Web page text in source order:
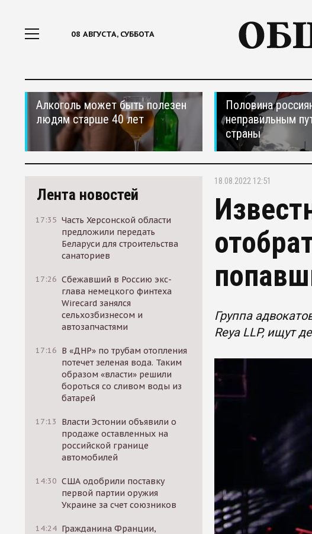
08 АВГУСТА, СУББОТА
Алкоголь может быть полезен
людям старше 40 лет
Половина
неправильным
страны
Лента новостей
17:35 Часть Херсонской области
предложили передать
Беларуси для строительства
санаториев
17:26 Сбежавший в Россию экс-
глава немецкого финтеха
Wirecard занялся
сельхозбизнесом и
автозапчастями
17:16 В «ДНР» по трубам отопления
потечет зеленая вода. Таким
образом «власти» решили
бороться со сливом воды из
батарей
17:13
Власти Эстонии объявили о
продаже оставленных на
российской границе
автомобилей
14:30 США одобрили поставку
первой партии оружия
Украине за счет союзников
14:24 Гражданина Франции,
18.08.2022 12:51
Группа
Reya LLP, ищут